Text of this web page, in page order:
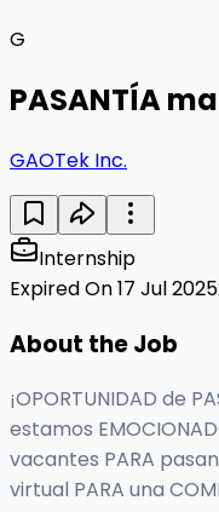
G
PASANTÍA
GAOTek Inc.
Internship
Expired On 17 Jul 2025
About the Job
¡OPORTUNIDAD de
estamos
vacantes PARA
virtual PARA una